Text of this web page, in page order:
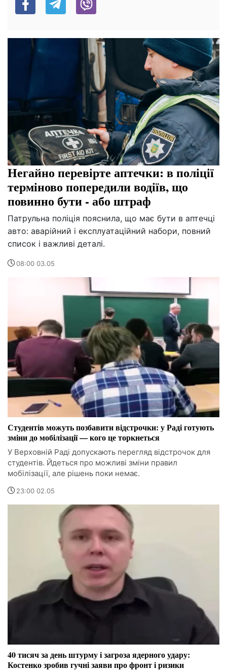
Негайно перевірте аптечки: в поліції
терміново попередили водіїв, що
повинно бути - або штраф
Патрульна поліція пояснила, що має бути в аптечці
авто: аварійний і експлуатаційний набори, повний
список і важливі деталі.
08:00 03.05
Студентів можуть позбавити відстрочки: у Раді готують
зміни до мобілізації — кого це торкнеться
У Верховній Раді допускають перегляд відстрочок для
студентів. Йдеться про можливі зміни правил
мобілізації, але рішень поки немає.
23:00 02.05
40 тисяч за день штурму і загроза ядерного удару:
Костенко зробив гучні заяви про фронт і ризики